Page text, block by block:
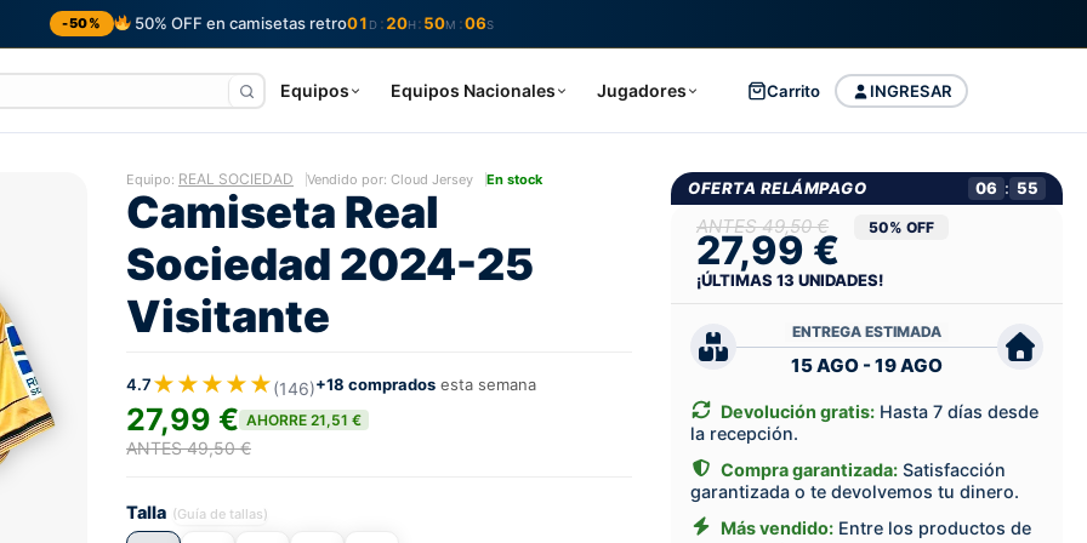
-50% 50% OFF en camisetas retro01 D : 20H : 50M :05S
Equipos Equipos Nacionales Jugadores INGRESAR
Carrito
Equipo: REAL SOCIEDAD Vendido por: Cloud Jersey En stock
Camiseta Real
Sociedad 2024-25
Visitante
4.7★★★★★(146)+18 comprados esta semana
27,99 € AHORRE 21,51 €
ANTES 49,50 €
Talla (Guía de tallas)
OFERTA RELÁMPAGO 06 : 54
49,50 €
27,99 € 50% OFF
¡ÚLTIMAS13 UNIDADES!
ENTREGA ESTIMADA
15 AGO - 19 AGO
Devolución gratis: Hasta 7 días desde
la recepción.
Compra garantizada: Satisfacción
garantizada o te devolvemos tu dinero.
Más vendido: Entre los productos de